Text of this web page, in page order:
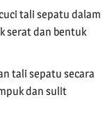
tali sepatu dalam
serat dan bentuk
tali sepatu secara
dan sulit